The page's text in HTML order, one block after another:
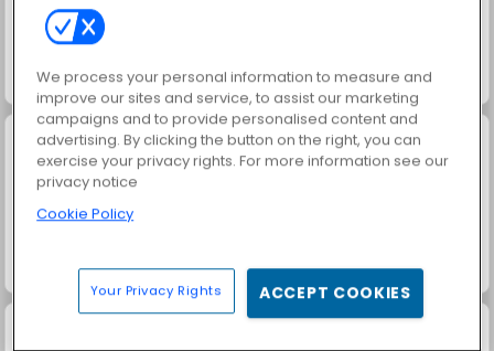
Juice Merge Jewel Garden Story
Trollface Quest: USA 2 Solitario FRVR
We process your personal information to measure and
improve our sites and service, to assist our marketing
campaigns and to provide personalised content and
advertising. By clicking the button on the right, you can
exercise your privacy rights. For more information see our
privacy notice
Cookie Policy
Your Privacy Rights ACCEPT COOKIES